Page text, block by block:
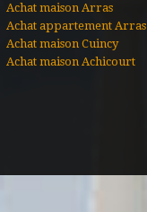
Achat maison Arras
Achat appartement Arras
Achat maison Cuincy
Achat maison Achicourt